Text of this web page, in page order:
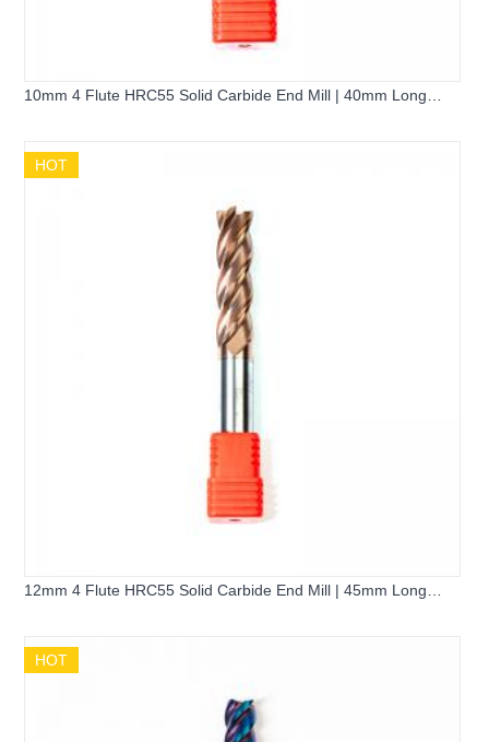
10mm 4 Flute HRC55 Solid Carbide End Mill | 40mm Long
HOT
12mm 4 Flute HRC55 Solid Carbide End Mill | 45mm Long
hardened Steel
HOT